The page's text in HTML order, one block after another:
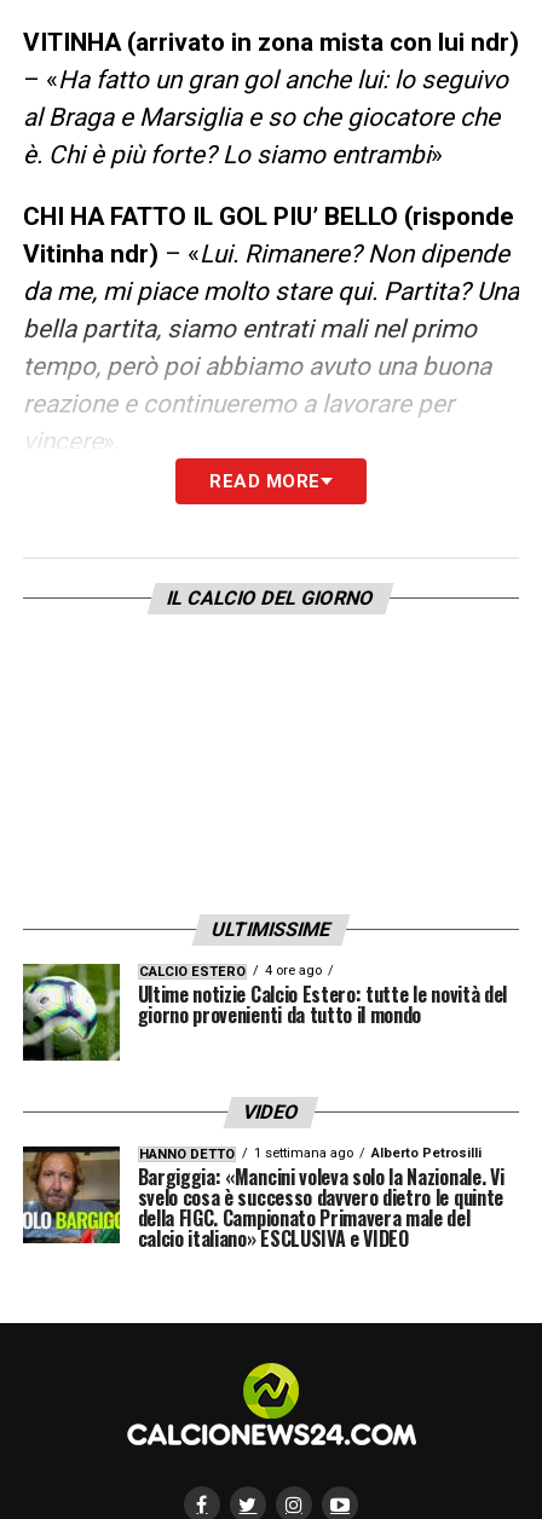
VITINHA (arrivato in zona mista con lui ndr)
– «Ha fatto un gran gol anche lui: lo seguivo
al Braga e Marsiglia e so che giocatore che
è. Chi è più forte? Lo siamo entrambi»
CHI HA FATTO IL GOL PIU’ BELLO (risponde
Vitinha ndr) – «Lui. Rimanere? Non dipende
da me, mi piace molto stare qui. Partita? Una
bella partita, siamo entrati mali nel primo
tempo, però poi abbiamo avuto una buona
reazione e continueremo a lavorare per
vincere».
READ MORE
IL CALCIO DEL GIORNO
ULTIMISSIME
CALCIO ESTERO 4 ore ago
Ultime notizie Calcio Estero: tutte le novità del
giorno provenienti da tutto il mondo
VIDEO
HANNO DETTO 1 settimana ago Alberto Petrosilli
Bargiggia: «Mancini voleva solo la Nazionale. Vi
svelo cosa è successo davvero dietro le quinte
della FIGC. Campionato Primavera male del
calcio italiano» ESCLUSIVA e VIDEO